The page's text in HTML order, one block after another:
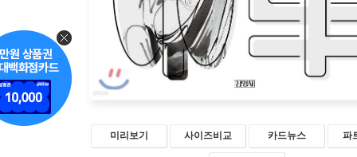
미리보기 사이즈비교 카드뉴스 파